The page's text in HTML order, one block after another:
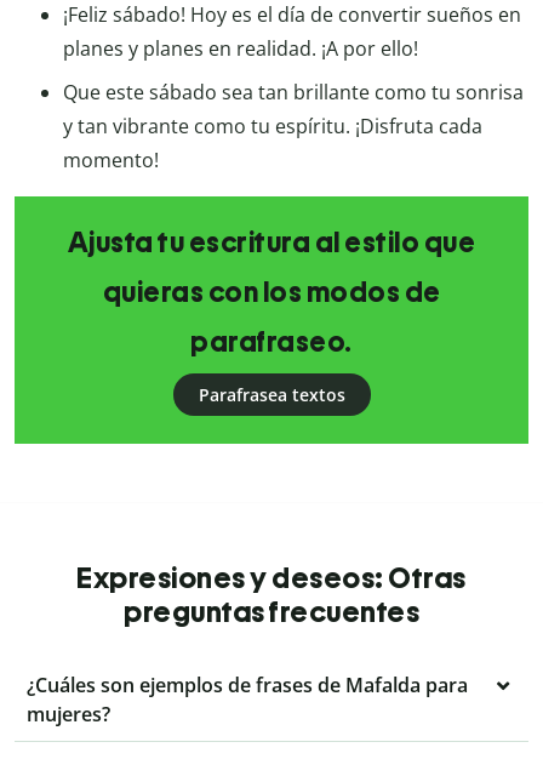
¡Feliz sábado! Hoy es el día de convertir sueños en
planes y planes en realidad. ¡A por ello!
Que este sábado sea tan brillante como tu sonrisa
y tan vibrante como tu espíritu. ¡Disfruta cada
momento!
Ajusta tu escritura al estilo que
quieras con los modos de
parafraseo.
Parafrasea textos
Expresiones y deseos: Otras
preguntas frecuentes
¿Cuáles son ejemplos de frases de Mafalda para
mujeres?